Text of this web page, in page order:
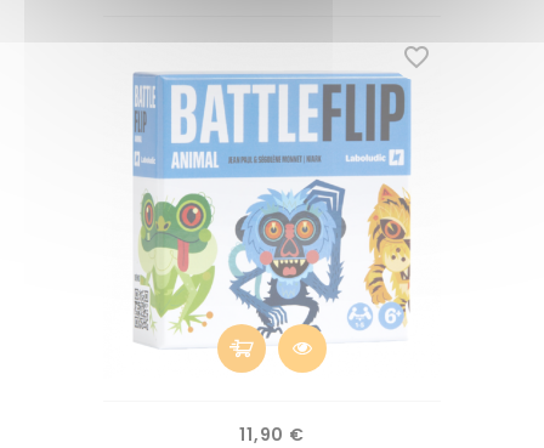
11,90 €
favorite_border